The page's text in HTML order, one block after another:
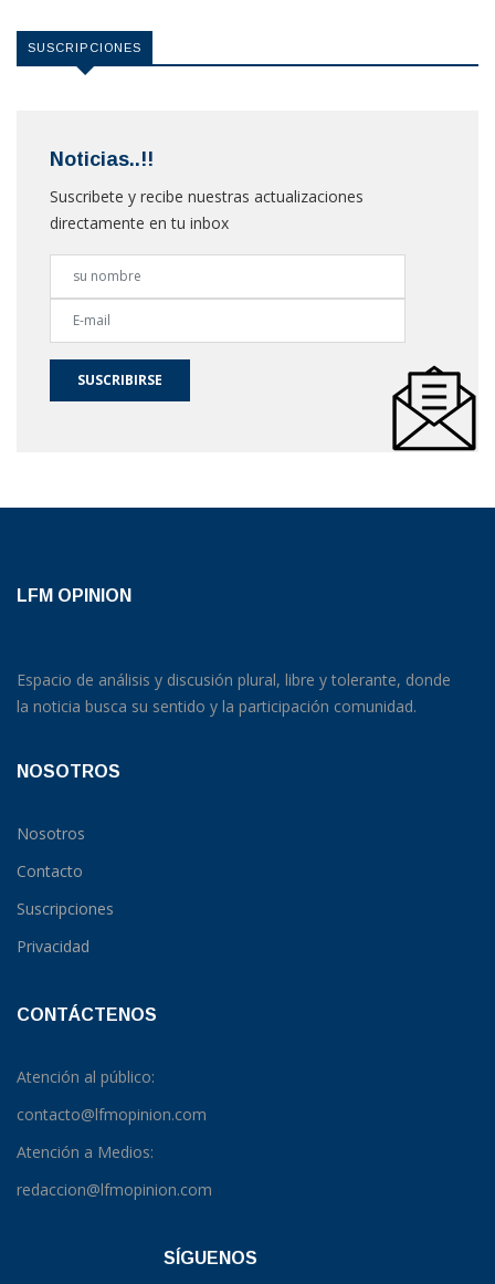
SUSCRIPCIONES
Noticias..!!
Suscribete y recibe nuestras actualizaciones
directamente en tu inbox
SUSCRIBIRSE
LFM OPINION
Espacio de análisis y discusión plural, libre y tolerante, donde
la noticia busca su sentido y la participación comunidad.
NOSOTROS
Nosotros
Contacto
Suscripciones
Privacidad
CONTÁCTENOS
Atención al público:
contacto@lfmopinion.com
Atención a Medios:
redaccion@lfmopinion.com
SÍGUENOS